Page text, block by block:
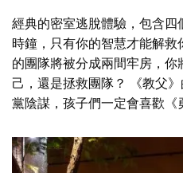
經典的密室逃脫體驗，包含
時鐘，只有你的智慧才能解
的團隊將被分成兩間牢房，
己，還是拯救團隊？ 《教父
黨陰謀，孩子們一定會喜歡《